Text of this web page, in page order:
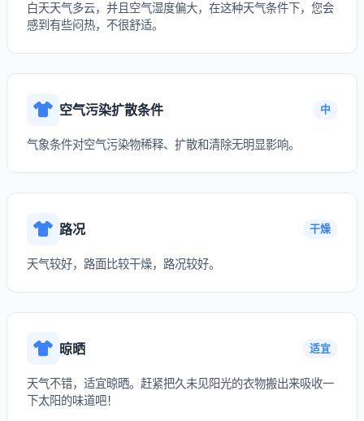
白天天气多云，并且空气湿度偏大，在这种天气条件下，您会
感到有些闷热，不很舒适。
空气污染扩散条件 中
气象条件对空气污染物稀释、扩散和清除无明显影响。
路况 干燥
天气较好，路面比较干燥，路况较好。
晾晒 适宜
天气不错，适宜晾晒。赶紧把久未见阳光的衣物搬出来吸收一
下太阳的味道吧！